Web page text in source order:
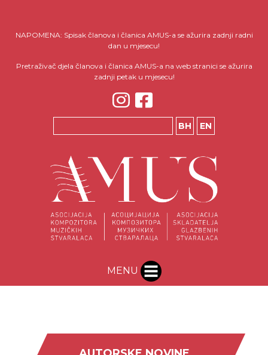
NAPOMENA: Spisak članova i članica AMUS-a se ažurira zadnji radni
dan u mjesecu!
Pretraživač djela članova i članica AMUS-a na web stranici se ažurira
zadnji petak u mjesecu!
BH EN
MENU